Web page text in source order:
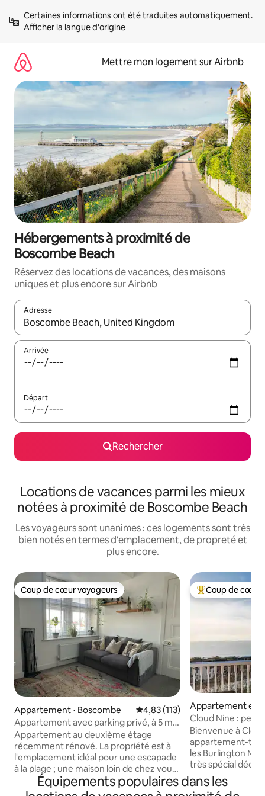
directement
Afficher la langue d'origine
Mettre mon logement sur Airbnb
Hébergements à proximité de
Boscombe Beach
Réservez des locations de vacances, des maisons
uniques et plus encore sur Airbnb
Adresse
Lorsque les résultats s'affichent, utilisez les flèches vers le
Arrivée
Départ
Rechercher
Locations de vacances parmi les mieux
notées à proximité de Boscombe Beach
Les voyageurs sont unanimes : ces logements sont très
bien notés en termes d'emplacement, de propreté et
plus encore.
Coup de cœur voyageurs
Coup de cœur voyageurs
Appartement ⋅ Boscombe Évaluation moyenne sur la
4,83 (113)
Appartement avec parking privé, à 5 min
à pied de la plage
Appartement au deuxième étage
récemment rénové. La propriété est à
l'emplacement idéal pour une escapade
à la plage ; une maison loin de chez vous.
À 2 minutes à pied de plusieurs
kilomètres de plage de sable doré et de
Coups de cœur
Coup de cœur
Appartement en
⋅ Boscombe
Cloud Nine :
mer, 3 lits, 3 salles
Bienvenue à
appartement-
les Burlington
très spécial décrit
House and
« époustouflant ». Ici, l'espace et la
Équipements populaires dans les